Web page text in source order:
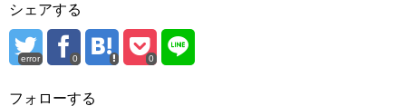
シェアする
error 0 0
フォローする